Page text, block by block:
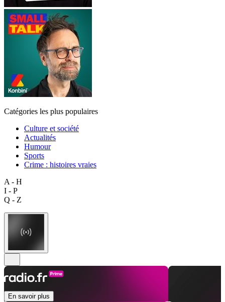
Catégories les plus populaires
Culture et société
Actualités
Humour
Sports
Crime : histoires vraies
A - H
I - P
Q - Z
En savoir plus